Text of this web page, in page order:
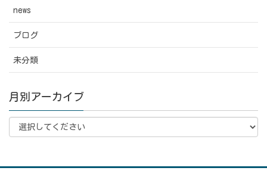
news
ブログ
未分類
月別アーカイブ